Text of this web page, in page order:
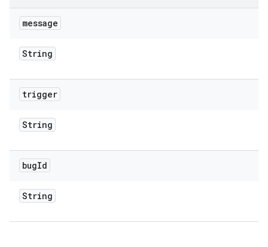
message
String
trigger
String
bugId
String